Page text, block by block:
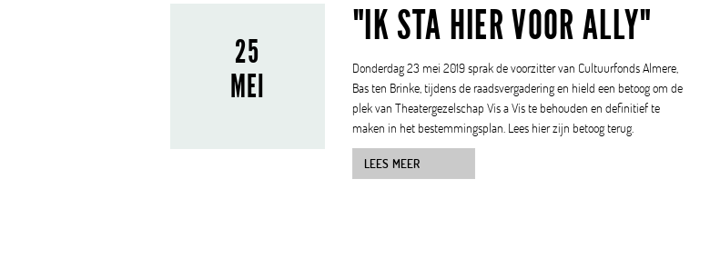
25
MEI
"IK STA HIER VOOR ALLY"
Donderdag 23 mei 2019 sprak de voorzitter van Cultuurfonds Almere,
Bas ten Brinke, tijdens de raadsvergadering en hield een betoog om de
plek van Theatergezelschap Vis a Vis te behouden en definitief te
maken in het bestemmingsplan. Lees hier zijn betoog terug.
LEES MEER